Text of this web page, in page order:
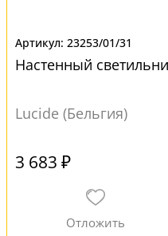
23253/01/31
Настенный
Lucide (Бельгия)
3 683 ₽